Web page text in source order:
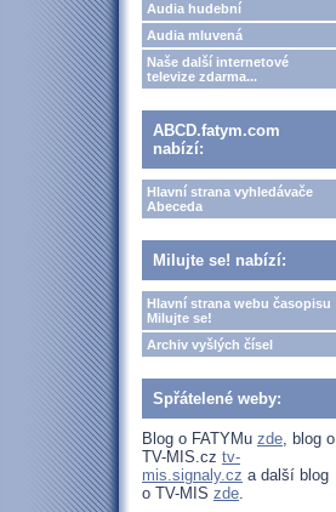
Audia hudební
Audia mluvená
Naše další internetové
televize zdarma...
ABCD.fatym.com
nabízí:
Hlavní strana vyhledávače
Abeceda
Milujte se! nabízí:
Hlavní strana webu časopisu
Milujte se!
Archiv vyšlých čísel
Spřátelené weby:
Blog o FATYMu zde, blog o
TV-MIS.cz tv-
mis.signaly.cz a další blog
o TV-MIS zde.